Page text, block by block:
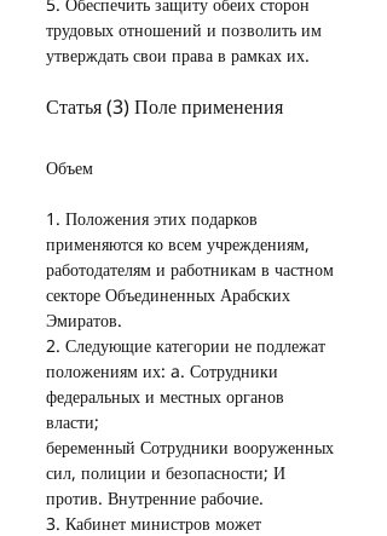
трудовых отношений и позволить им
утверждать свои права в рамках их.
Статья (3) Поле применения
Объем
1. Положения этих подарков
применяются ко всем учреждениям,
работодателям и работникам в частном
секторе Объединенных Арабских
Эмиратов.
2. Следующие категории не подлежат
положениям их: a. Сотрудники
федеральных и местных органов
власти;
беременный Сотрудники вооруженных
сил, полиции и безопасности; И
против. Внутренние рабочие.
3. Кабинет министров может